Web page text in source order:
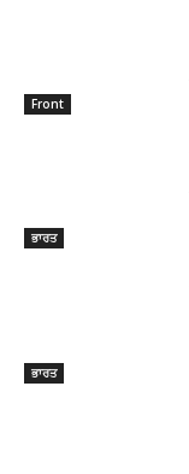
Front
ਭਾਰਤ
ਭਾਰਤ